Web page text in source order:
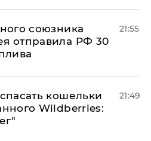
союзника
отправила РФ 30
21:55
кошельки
Wildberries:
21:49